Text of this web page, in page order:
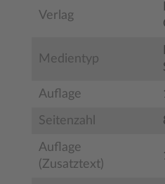
Verlag
Medientyp
Auflage
Seitenzahl
Auflage
(Zusatztext)